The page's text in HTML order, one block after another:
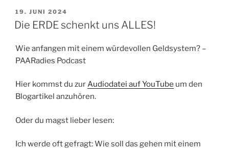
VERÖFFENTLICHT
AM
19. JUNI 2024
Die ERDE schenkt uns ALLES!
Wie anfangen mit einem würdevollen Geldsystem? –
PAARadies Podcast
Hier kommst du zurAudiodatei auf YouTube um den
Blogartikel anzuhören.
Oder du magst lieber lesen:
Ich werde oft gefragt: Wie soll das gehen mit einem